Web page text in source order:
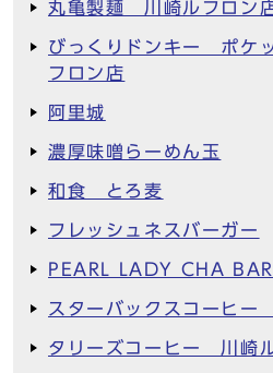
丸亀製麺 川崎ルフロン
びっくりドンキー ポケ
フロン店
阿里城
濃厚味噌らーめん玉
和食 とろ麦
フレッシュネスバーガー
PEARL LADY CHA BAR
スターバックスコーヒ
タリーズコーヒー 川崎